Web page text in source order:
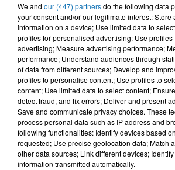
6h53
6h53
MATOUB LOUNES
Slaavitt Ay Avehri
6h50
6h50
MOHAMED RAMADAN
Roo7
We and our (447) partnersdo the following data
your consent and/or our legitimate interest: Store
information on a device; Use limited data to
profiles for personalised advertising; Use
advertising; Measure advertising performance;
performance; Understand audiences through
of data from different sources; Develop and
profiles to personalise content; Use profiles to
content; Use limited data to select content;
detect fraud, and fix errors; Deliver and present
Save and communicate privacy choices. These
process personal data such as IP address and
following functionalities: Identify devices based
requested; Use precise geolocation data; Match
other data sources; Link different devices;
information transmitted automatically.